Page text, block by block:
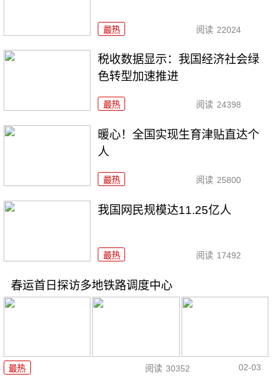
最热 阅读 22024
税收数据显示：我国经济社会绿
色转型加速推进
最热 阅读 24398
暖心！全国实现生育津贴直达个
人
最热 阅读 25800
我国网民规模达11.25亿人
最热 阅读 17492
春运首日探访多地铁路调度中心
最热 阅读 30352 02-03